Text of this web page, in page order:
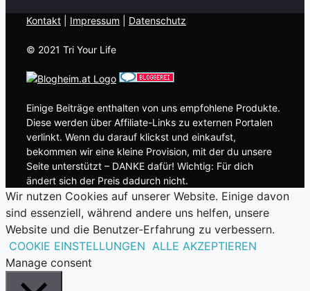
Kontakt Impressum Datenschutz
© 2021 Tri Your Life
Einige Beiträge enthalten von uns empfohlene Produkte.
Diese werden über Affiliate-Links zu externen Portalen
verlinkt. Wenn du darauf klickst und einkaufst,
bekommen wir eine kleine Provision, mit der du unsere
Seite unterstützt – DANKE dafür! Wichtig: Für dich
ändert sich der Preis dadurch nicht.
Wir nutzen Cookies auf unserer Website. Einige davon
sind essenziell, während andere uns helfen, unsere
Website und die Benutzer-Erfahrung zu verbessern.
COOKIE EINSTELLUNGEN ALLE AKZEPTIEREN
Manage consent